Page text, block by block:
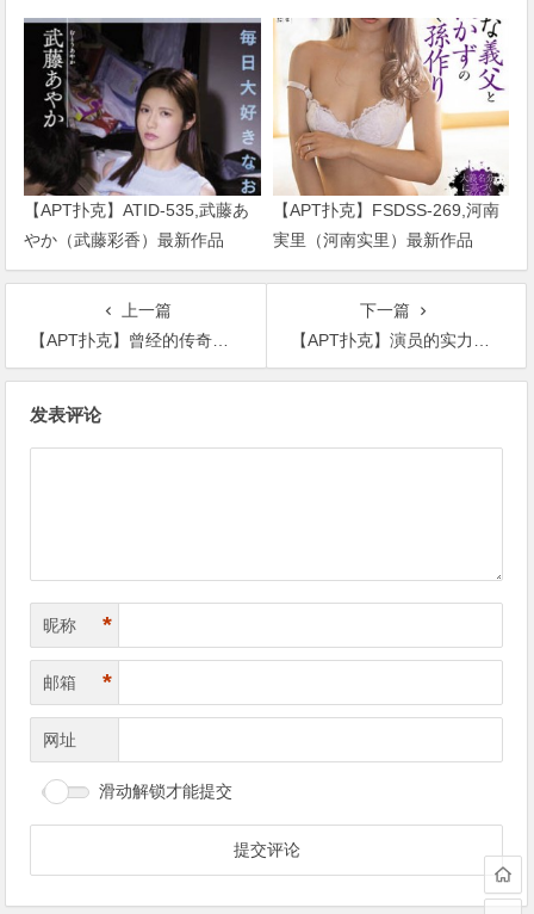
绍……
2024/01/02发布！
【APT扑克】ATID-535,武藤あ
やか（武藤彩香）最新作品
2023/01/19发布！
【APT扑克】FSDSS-269,河南
実里（河南实里）最新作品
2021-08-26发布！
上一篇
【APT扑克】曾经的传奇变得如此落寞，周星驰生日只有他的干女儿祝贺
下一篇
【APT扑克】演员的实力是决定事业的巅峰，刘涛就是例子
发表评论
昵称 *
邮箱 *
网址
滑动解锁才能提交